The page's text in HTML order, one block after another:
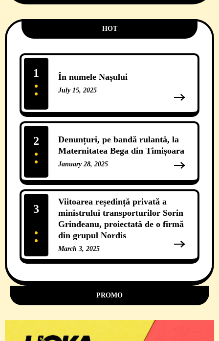
HOT
În numele Nașului
July 15, 2025
1
Denunțuri, pe bandă rulantă, la
Maternitatea Bega din Timișoara
January 28, 2025
2
Viitoarea reședință privată a
ministrului transporturilor Sorin
Grindeanu, proiectată de o firmă
din grupul Nordis
March 3, 2025
11 Comments
3
PROMO